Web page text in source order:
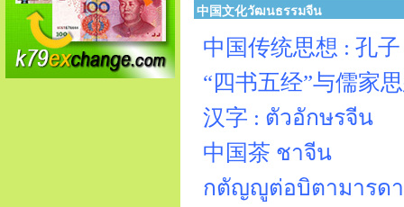
中国文化วัฒนธรรมจีน
中国传统思想 : 孔
“四书五经”与儒家
汉字 : ตัวอักษรจีน
中国茶 ชาจีน
กตัญญูต่อบิตามารดา